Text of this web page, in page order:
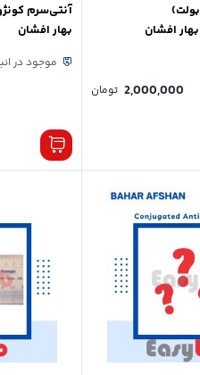
افشان
2,000,000 تومان
بهار افشان
موجود در